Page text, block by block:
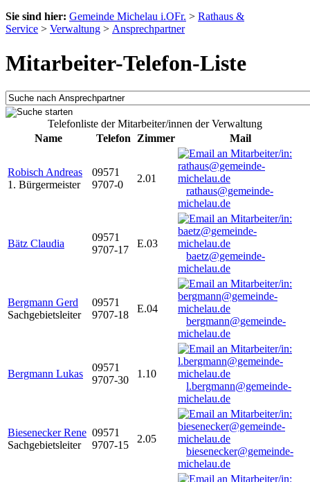
Sie sind hier: Gemeinde Michelau i.OFr. > Rathaus &
Service > Verwaltung > Ansprechpartner
Mitarbeiter-Telefon-Liste
Telefonliste der Mitarbeiter/innen der Verwaltung
Name
Telefon Zimmer Mail
Robisch Andreas
1. Bürgermeister
09571
9707-0
2.01
rathaus@gemeinde-
michelau.de
Bätz Claudia
09571
9707-17
E.03
baetz@gemeinde-
michelau.de
Bergmann Gerd
Sachgebietsleiter
09571
9707-18
E.04
bergmann@gemeinde-
michelau.de
Bergmann Lukas
09571
9707-30
1.10
l.bergmann@gemeinde-
michelau.de
Biesenecker Rene
Sachgebietsleiter
09571
9707-15
2.05
biesenecker@gemeinde-
michelau.de